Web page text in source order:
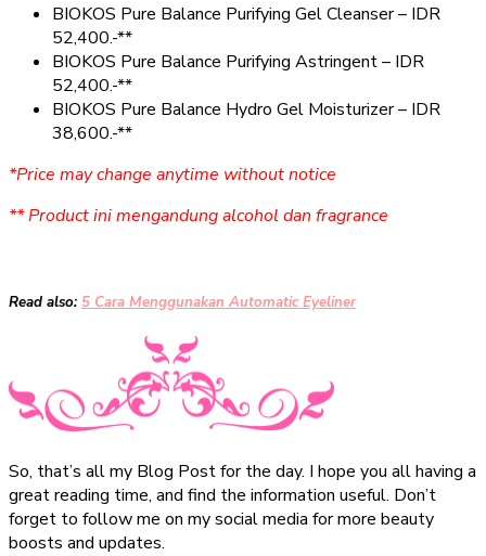
BIOKOS Pure Balance Purifying Gel Cleanser – IDR
52,400.-**
BIOKOS Pure Balance Purifying Astringent – IDR
52,400.-**
BIOKOS Pure Balance Hydro Gel Moisturizer – IDR
38,600.-**
*Price may change anytime without notice
** Product ini mengandung alcohol dan fragrance
Read also: 5 Cara Menggunakan Automatic Eyeliner
So, that’s all my Blog Post for the day. I hope you all having a
great reading time, and find the information useful. Don’t
forget to follow me on my social media for more beauty
boosts and updates.